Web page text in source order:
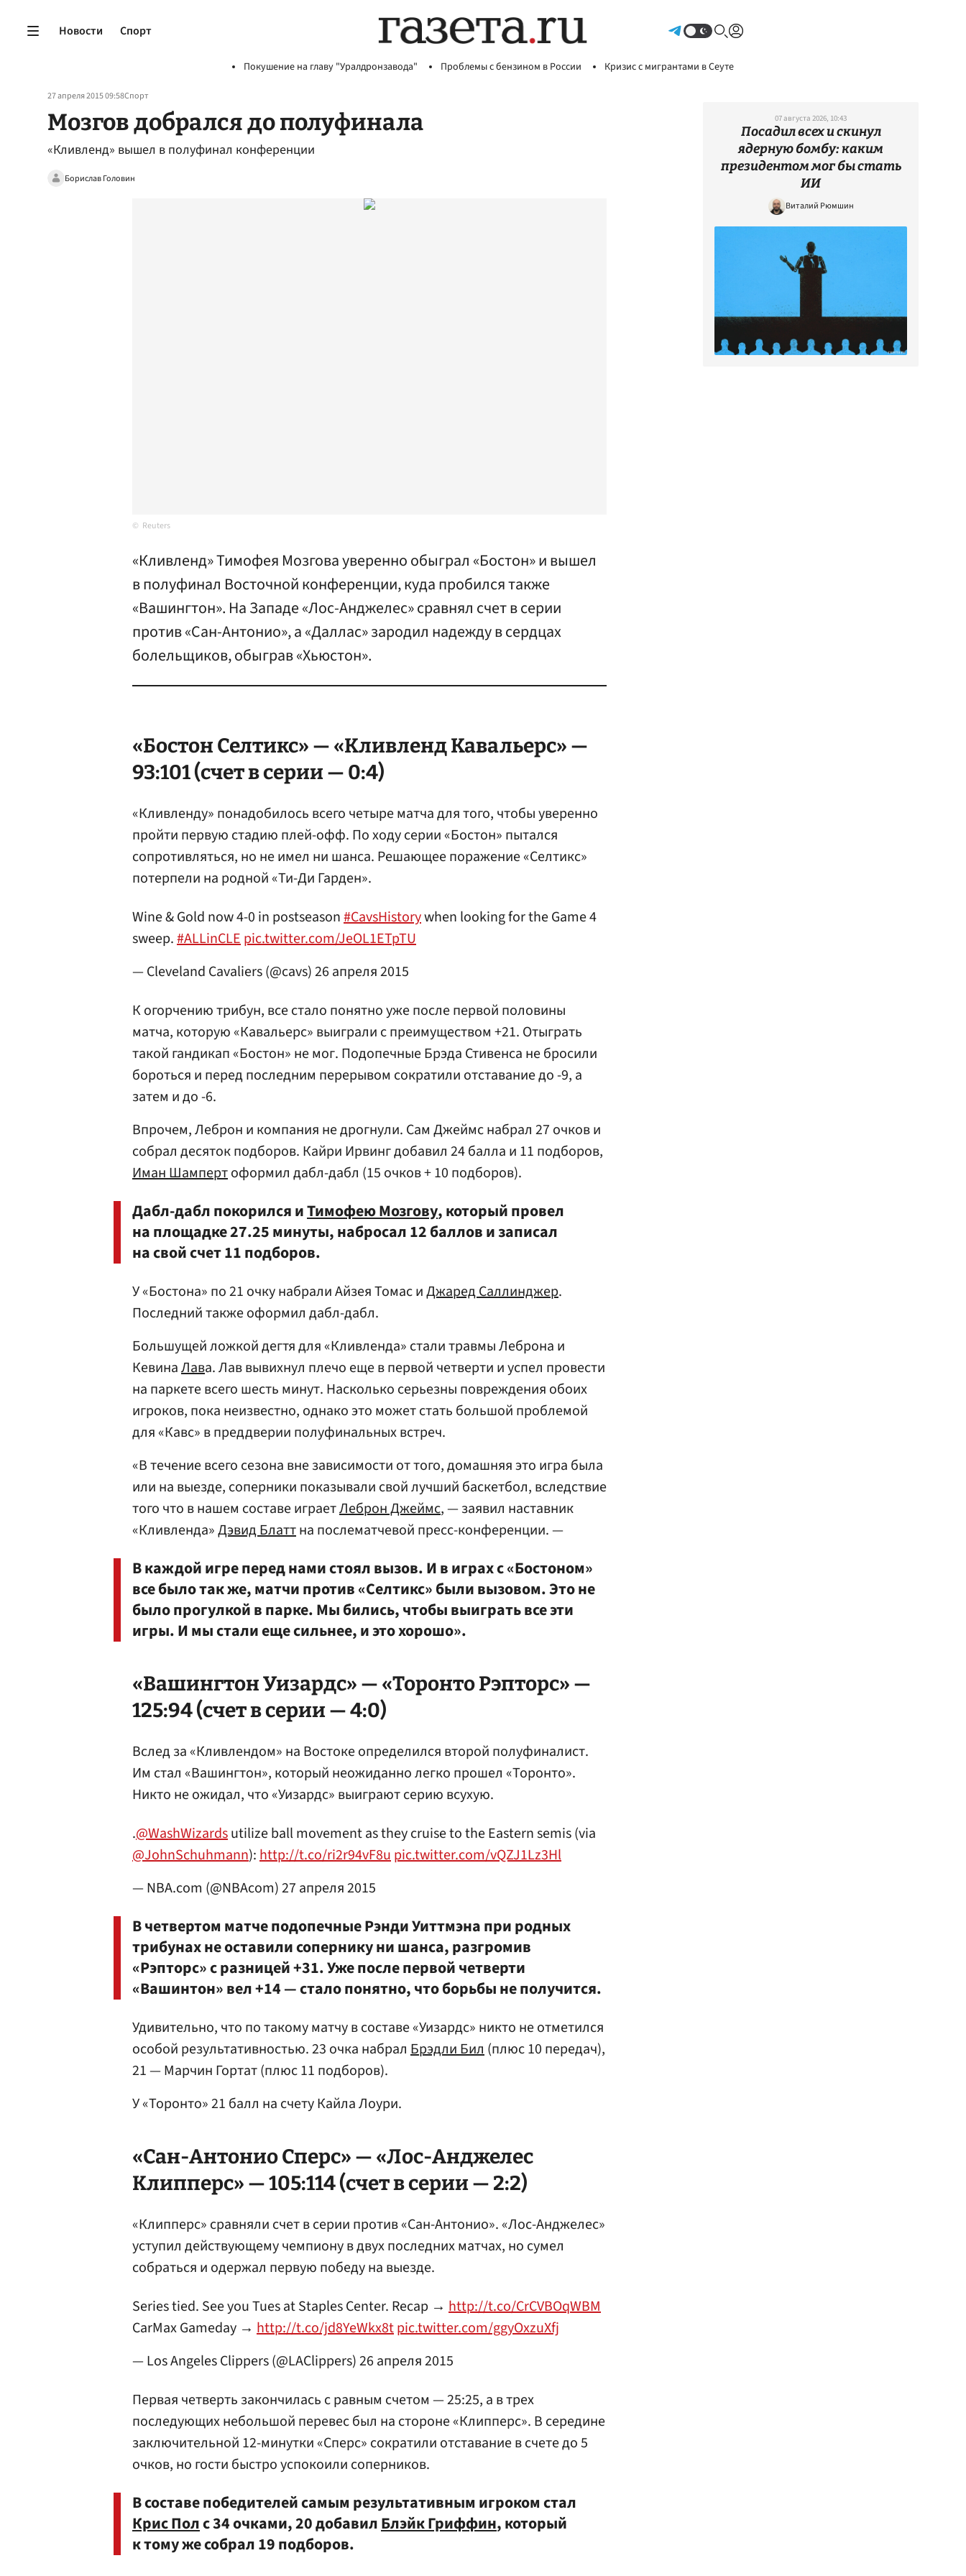
Новости Спорт
Покушение на главу "Уралдронзавода" Проблемы с бензином в России Кризис с мигрантами в Сеуте
27 апреля 2015 09:58Спорт
Мозгов добрался до полуфинала
«Кливленд» вышел в полуфинал конференции
Борислав Головин
Reuters
«Кливленд» Тимофея Мозгова уверенно обыграл «Бостон» и вышел
в полуфинал Восточной конференции, куда пробился также
«Вашингтон». На Западе «Лос-Анджелес» сравнял счет в серии
против «Сан-Антонио», а «Даллас» зародил надежду в сердцах
болельщиков, обыграв «Хьюстон».
«Бостон Селтикс» — «Кливленд Кавальерс» —
93:101 (счет в серии — 0:4)
«Кливленду» понадобилось всего четыре матча для того, чтобы уверенно
пройти первую стадию плей-офф. По ходу серии «Бостон» пытался
сопротивляться, но не имел ни шанса. Решающее поражение «Селтикс»
потерпели на родной «Ти-Ди Гарден».
Wine & Gold now 4-0 in postseason#CavsHistorywhen looking for the Game 4
sweep.#ALLinCLEpic.twitter.com/JeOL1ETpTU
— Cleveland Cavaliers (@cavs)26 апреля 2015
К огорчению трибун, все стало понятно уже после первой половины
матча, которую «Кавальерс» выиграли с преимуществом +21. Отыграть
такой гандикап «Бостон» не мог. ПодопечныеБрэда Стивенса не бросили
бороться и перед последним перерывом сократили отставание до -9, а
затем и до -6.
Впрочем, Леброн и компания не дрогнули. Сам Джеймс набрал 27 очков и
собрал десяток подборов. Кайри Ирвинг добавил 24 балла и 11 подборов,
Иман Шампертоформил дабл-дабл (15 очков + 10 подборов).
Дабл-дабл покорился иТимофею Мозгову, который провел
на площадке 27.25 минуты, набросал 12 баллов и записал
на свой счет 11 подборов.
У «Бостона» по 21 очку набрали Айзея Томас иДжаред Саллинджер.
Последний также оформил дабл-дабл.
Большущей ложкой дегтя для «Кливленда» стали травмы Леброна и
КевинаЛава. Лав вывихнул плечо еще в первой четверти и успел провести
на паркете всего шесть минут. Насколько серьезны повреждения обоих
игроков, пока неизвестно, однако это может стать большой проблемой
для «Кавс» в преддверии полуфинальных встреч.
«В течение всего сезона вне зависимости от того, домашняя это игра была
или на выезде, соперники показывали свой лучший баскетбол, вследствие
того что в нашем составе играетЛеброн Джеймс, — заявил наставник
«Кливленда»Дэвид Блаттна послематчевой пресс-конференции. —
В каждой игре перед нами стоял вызов. И в играх с «Бостоном»
все было так же, матчи против «Селтикс» были вызовом. Это не
было прогулкой в парке. Мы бились, чтобы выиграть все эти
игры. И мы стали еще сильнее, и это хорошо».
«Вашингтон Уизардс» — «Торонто Рэпторс» —
125:94 (счет в серии — 4:0)
Вслед за «Кливлендом» на Востоке определился второй полуфиналист.
Им стал «Вашингтон», который неожиданно легко прошел «Торонто».
Никто не ожидал, что «Уизардс» выиграют серию всухую.
.@WashWizardsutilize ball movement as they cruise to the Eastern semis (via
@JohnSchuhmann):http://t.co/ri2r94vF8upic.twitter.com/vQZJ1Lz3Hl
— NBA.com (@NBAcom)27 апреля 2015
В четвертом матче подопечные Рэнди Уиттмэна при родных
трибунах не оставили сопернику ни шанса, разгромив
«Рэпторс» с разницей +31. Уже после первой четверти
«Вашинтон» вел +14 — стало понятно, что борьбы не получится.
Удивительно, что по такому матчу в составе «Уизардс» никто не отметился
особой результативностью. 23 очка набрал Брэдли Бил(плюс 10 передач),
21 — Марчин Гортат (плюс 11 подборов).
У «Торонто» 21 балл на счету Кайла Лоури.
«Сан-Антонио Сперс» — «Лос-Анджелес
Клипперс» — 105:114 (счет в серии — 2:2)
«Клипперс» сравняли счет в серии против «Сан-Антонио». «Лос-Анджелес»
уступил действующему чемпиону в двух последних матчах, но сумел
собраться и одержал первую победу на выезде.
Series tied. See you Tues at Staples Center. Recap → http://t.co/CrCVBOqWBM
CarMax Gameday → http://t.co/jd8YeWkx8tpic.twitter.com/ggyOxzuXfj
— Los Angeles Clippers (@LAClippers)26 апреля 2015
Первая четверть закончилась с равным счетом — 25:25, а в трех
последующих небольшой перевес был на стороне «Клипперс». В середине
заключительной 12-минутки «Сперс» сократили отставание в счете до 5
очков, но гости быстро успокоили соперников.
В составе победителей самым результативным игроком стал
Крис Полс 34 очками, 20 добавилБлэйк Гриффин, который
к тому же собрал 19 подборов.
07 августа 2026, 10:43
Посадил всех и скинул
ядерную бомбу: каким
президентом мог бы стать
ИИ
Виталий Рюмшин